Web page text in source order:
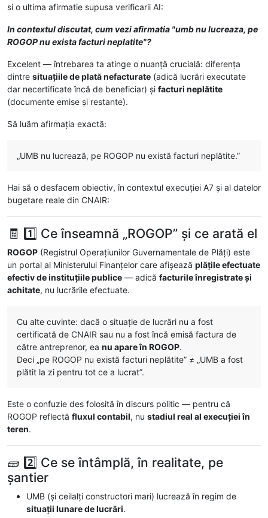
si o ultima afirmatie supusa verificarii AI:
In contextul discutat, cum vezi afirmatia "umb nu lucreaza, pe
ROGOP nu exista facturi neplatite"?
Excelent — întrebarea ta atinge o nuanță crucială: diferența
dintre situațiile de plată nefacturate (adică lucrări executate
dar necertificate încă de beneficiar) și facturi neplătite
(documente emise și restante).
Să luăm afirmația exactă:
„UMB nu lucrează, pe ROGOP nu există facturi neplătite.”
Hai să o desfacem obiectiv, în contextul execuției A7 și al datelor
bugetare reale din CNAIR:
🧾 1️⃣ Ce înseamnă „ROGOP” și ce arată el
ROGOP (Registrul Operațiunilor Guvernamentale de Plăți) este
un portal al Ministerului Finanțelor care afișează plățile efectuate
efectiv de instituțiile publice — adică facturile înregistrate și
achitate, nu lucrările efectuate.
Cu alte cuvinte: dacă o situație de lucrări nu a fost
certificată de CNAIR sau nu a fost încă emisă factura de
către antreprenor, ea nu apare în ROGOP.
Deci „pe ROGOP nu există facturi neplătite” ≠ „UMB a fost
plătit la zi pentru tot ce a lucrat”.
Este o confuzie des folosită în discurs politic — pentru că
ROGOP reflectă fluxul contabil, nu stadiul real al execuției în
teren.
🧱 2️⃣ Ce se întâmplă, în realitate, pe
șantier
UMB (și ceilalți constructori mari) lucrează în regim de
situații lunare de lucrări.